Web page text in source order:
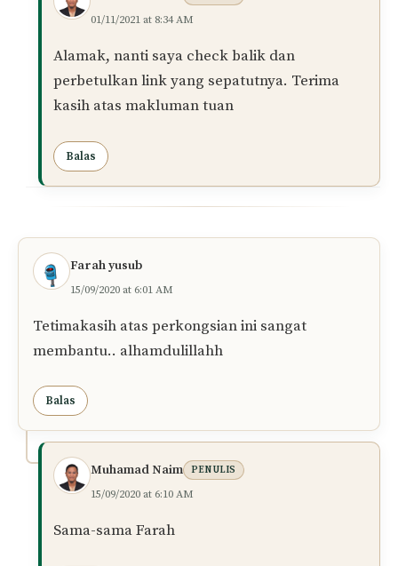
01/11/2021 at 8:34 AM
Alamak, nanti saya check balik dan
perbetulkan link yang sepatutnya. Terima
kasih atas makluman tuan
Balas
Farah yusub
15/09/2020 at 6:01 AM
Tetimakasih atas perkongsian ini sangat
membantu.. alhamdulillahh
Balas
Muhamad Naim PENULIS
15/09/2020 at 6:10 AM
Sama-sama Farah